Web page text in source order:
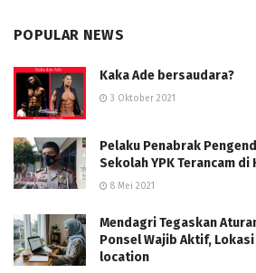
POPULAR NEWS
Kaka Ade bersaudara?
3 Oktober 2021
Pelaku Penabrak
Sekolah YPK Terancam di
8 Mei 2021
Mendagri Tegaskan
Ponsel Wajib Aktif,
location